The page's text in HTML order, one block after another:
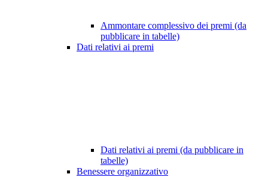
Ammontare complessivo dei premi (da
pubblicare in tabelle)
Dati relativi ai premi
Dati relativi ai premi (da pubblicare in
tabelle)
Benessere organizzativo